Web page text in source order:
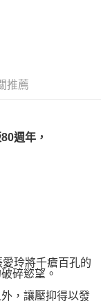
推薦
週年，
玲將千瘡百孔的
碎慾望。
，讓壓抑得以發